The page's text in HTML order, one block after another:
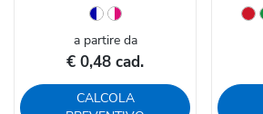
a partire da
€ 0,48 cad.
CALCOLA